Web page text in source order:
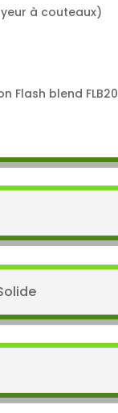
à couteaux)
Flash blend FLB20